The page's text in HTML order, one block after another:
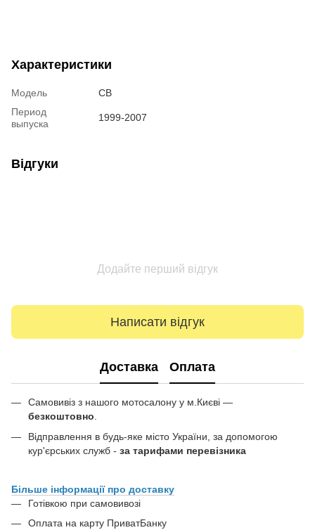
Характеристики
Модель
CB
Период
выпуска
1999-2007
Відгуки
Додайте перший відгук
Написати відгук
Доставка Оплата
Самовивіз з нашого мотосалону у м.Києві —
безкоштовно
Відправлення в будь-яке місто України, за допомогою
кур'єрських служб - за тарифами перевізника
Більше інформації про доставку
Готівкою при самовивозі
Оплата на карту ПриватБанку